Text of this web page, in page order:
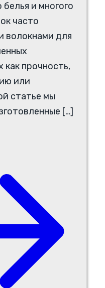
и многого
часто
волокнами для
как прочность,
или
статье мы
[…]